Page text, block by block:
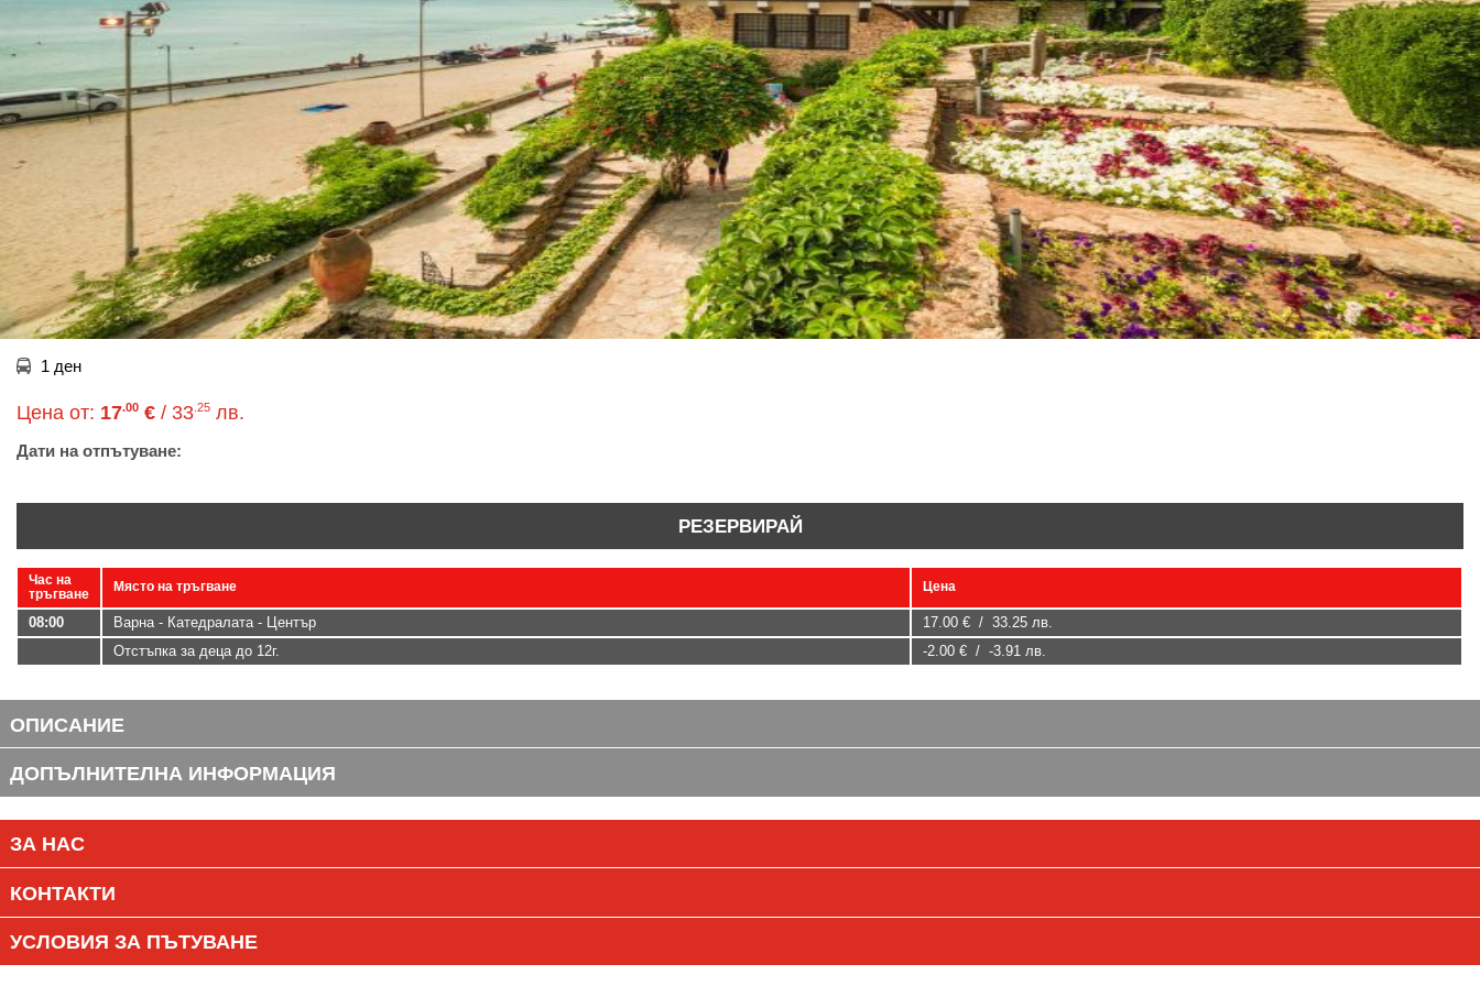
1 ден
Цена от: 17.00 € / 33 .25 лв.
Дати на отпътуване:
РЕЗЕРВИРАЙ
Час на
тръгване
Място на тръгване Цена
08:00 Варна - Катедралата - Център
17.00 € / 33.25 лв.
Отстъпка за деца до 12г.
-2.00 € / -3.91 лв.
ОПИСАНИЕ
ДОПЪЛНИТЕЛНА ИНФОРМАЦИЯ
ЗА НАС
КОНТАКТИ
УСЛОВИЯ ЗА ПЪТУВАНЕ